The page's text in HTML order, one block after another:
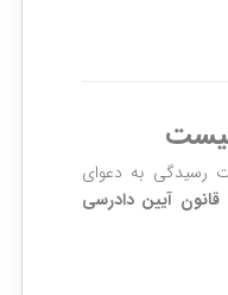
رسیدگی به دعوای
قانون آیین دادرسی